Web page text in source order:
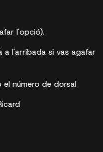
l'opció).
a l'arribada si vas agafar
número de dorsal